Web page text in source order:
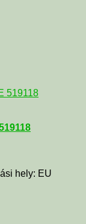
hely: EU